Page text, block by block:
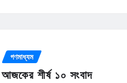
গণমাধ্যম
আজকের শীর্ষ ১০ সংবাদ